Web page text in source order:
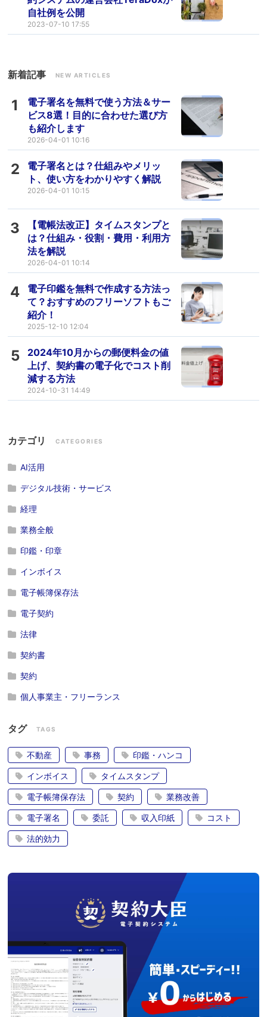
自社例を公開
2023-07-10 17:55
新着記事 NEW ARTICLES
1
電子署名を無料で使う方法＆サー
ビス8選！目的に合わせた選び方
も紹介します
2026-04-01 10:16
2
電子署名とは？仕組みやメリッ
ト、使い方をわかりやすく解説
2026-04-01 10:15
3
【電帳法改正】タイムスタンプと
は？仕組み・役割・費用・利用方
法を解説
2026-04-01 10:14
4
電子印鑑を無料で作成する方法っ
て？おすすめのフリーソフトもご
紹介！
2025-12-10 12:04
5
2024年10月からの郵便料金の値
上げ、契約書の電子化でコスト削
減する方法
2024-10-31 14:49
カテゴリ CATEGORIES
AI活用
デジタル技術・サービス
経理
業務全般
印鑑・印章
インボイス
電子帳簿保存法
電子契約
法律
契約書
契約
個人事業主・フリーランス
タグ TAGS
不動産 事務 印鑑・ハンコ
インボイス タイムスタンプ
電子帳簿保存法 契約 業務改善
電子署名 委託 収入印紙 コスト
法的効力